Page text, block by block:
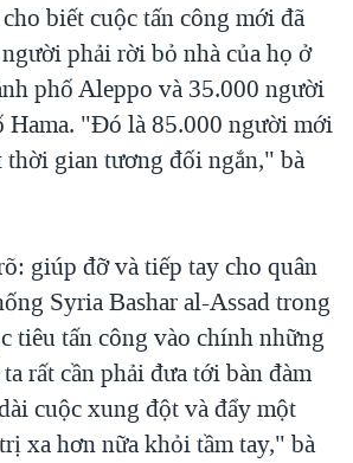
biết cuộc tấn công mới đã
phải rời bỏ nhà của họ ở
phố Aleppo và 35.000 người
Hama. "Đó là 85.000 người mới
thời gian tương đối ngắn," bà
giúp đỡ và tiếp tay cho quân
Syria Bashar al-Assad trong
tiêu tấn công vào chính những
rất cần phải đưa tới bàn đàm
cuộc xung đột và đẩy một
xa hơn nữa khỏi tầm tay," bà